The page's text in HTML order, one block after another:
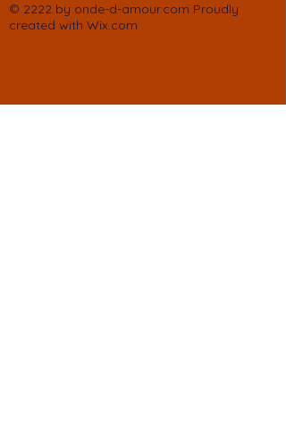
© 2222 by onde-d-amour.com Proudly
created with Wix.com